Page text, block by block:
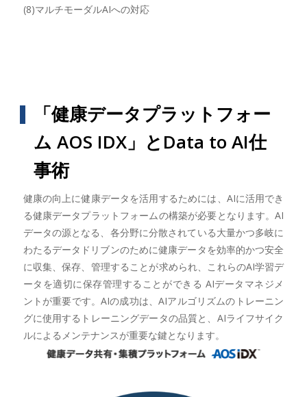
(8)マルチモーダルAIへの対応
「健康データプラットフォー
ム AOS IDX」とData to AI仕
事術
健康の向上に健康データを活用するためには、AIに活用でき
る健康データプラットフォームの構築が必要となります。AI
データの源となる、各分野に分散されている大量かつ多岐に
わたるデータドリブンのために健康データを効率的かつ安全
に収集、保存、管理することが求められ、これらのAI学習デ
ータを適切に保存管理することができる AIデータマネジメ
ントが重要です。AIの成功は、AIアルゴリズムのトレーニン
グに使用するトレーニングデータの品質と、AIライフサイク
ルによるメンテナンスが重要な鍵となります。